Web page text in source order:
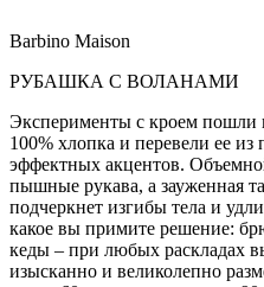
Barbino Maison
РУБАШКА С ВОЛАНАМИ
Эксперименты с кроем пошли
100% хлопка и перевели ее из
эффектных акцентов.
пышные рукава, а зауженная
подчеркнет изгибы тела и
какое вы примите решение:
кеды – при любых раскладах
изысканно и великолепно